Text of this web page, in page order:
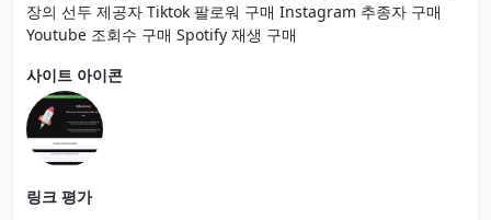
장의 선두 제공자 Tiktok 팔로워 구매 Instagram 추종자 구매
Youtube 조회수 구매 Spotify 재생 구매
사이트 아이콘
링크 평가